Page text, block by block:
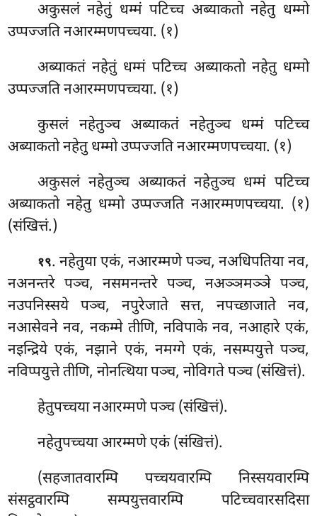
अकुसलं नहेतुं धम्मं पटिच्च अब्याकतो नहेतु धम्मो
उप्पज्जति नआरम्मणपच्चया. (१)
अब्याकतं नहेतुं धम्मं पटिच्च अब्याकतो नहेतु धम्मो
उप्पज्जति नआरम्मणपच्चया. (१)
कुसलं नहेतुञ्च अब्याकतं नहेतुञ्च धम्मं पटिच्च
अब्याकतो नहेतु धम्मो उप्पज्जति नआरम्मणपच्चया. (१)
अकुसलं नहेतुञ्च अब्याकतं नहेतुञ्च धम्मं पटिच्च
अब्याकतो नहेतु धम्मो उप्पज्जति नआरम्मणपच्चया. (१)
(संखित्तं.)
१९. नहेतुया एकं, नआरम्मणे पञ्च, नअधिपतिया नव,
नअनन्तरे पञ्च, नसमनन्तरे पञ्च, नअञ्ञमञ्ञे पञ्च,
नउपनिस्सये पञ्च, नपुरेजाते सत्त, नपच्छाजाते नव,
नआसेवने नव, नकम्मे तीणि, नविपाके नव, नआहारे एकं,
नइन्द्रिये एकं, नझाने एकं, नमग्गे एकं, नसम्पयुत्ते पञ्च,
नविप्पयुत्ते तीणि, नोनत्थिया पञ्च, नोविगते पञ्च (संखित्तं).
हेतुपच्चया नआरम्मणे पञ्च (संखित्तं).
नहेतुपच्चया आरम्मणे एकं (संखित्तं).
(सहजातवारम्पि पच्चयवारम्पि निस्सयवारम्पि
संसट्ठवारम्पि सम्पयुत्तवारम्पि पटिच्चवारसदिसा